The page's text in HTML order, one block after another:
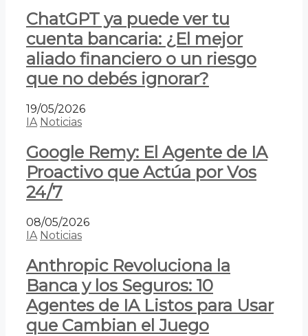
ChatGPT ya puede ver tu
cuenta bancaria: ¿El mejor
aliado financiero o un riesgo
que no debés ignorar?
19/05/2026
IA Noticias
Google Remy: El Agente de IA
Proactivo que Actúa por Vos
24/7
08/05/2026
IA Noticias
Anthropic Revoluciona la
Banca y los Seguros: 10
Agentes de IA Listos para Usar
que Cambian el Juego